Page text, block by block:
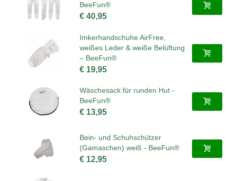
BeeFun®
€ 40,95
Imkerhandschuhe AirFree,
weißes Leder & weiße Belüftung
– BeeFun®
€ 19,95
Wäschesack für runden Hut -
BeeFun®
€ 13,95
Bein- und Schuhschützer
(Gamaschen) weiß - BeeFun®
€ 12,95